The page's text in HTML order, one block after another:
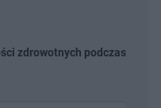
zdrowotnych podczas